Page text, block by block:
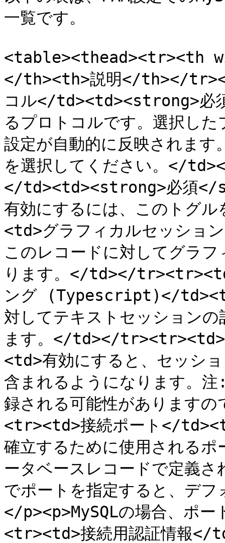
一覧です。
<table><thead><tr><th
</th><th>説明</th></
コル</td><td><strong>必
るプロトコルです。選択し
設定が自動的に反映されます
を選択してください。</
</td><td><strong>必須</
有効にするには、このトグ
<td>グラフィカルセッショ
このレコードに対してグラ
ります。</td></
ング (Typescript)</
対してテキストセッショ
ます。</td></tr><tr><td>
<td>有効にすると、セッシ
含まれるようになります。
録される可能性があります
<tr><td>接続ポート</
確立するために使用されるポ
ータベースレコードで定義
でポートを指定すると、デ
</p><p>MySQLの場合、ポ
<tr><td>接続用認証情報</